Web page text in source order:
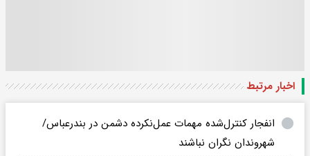
اخبار مرتبط
انفجار کنترل‌شده مهمات عمل‌نکرده دشمن در بندرعباس/
شهروندان نگران نباشند